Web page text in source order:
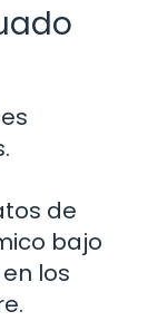
de
bajo
los